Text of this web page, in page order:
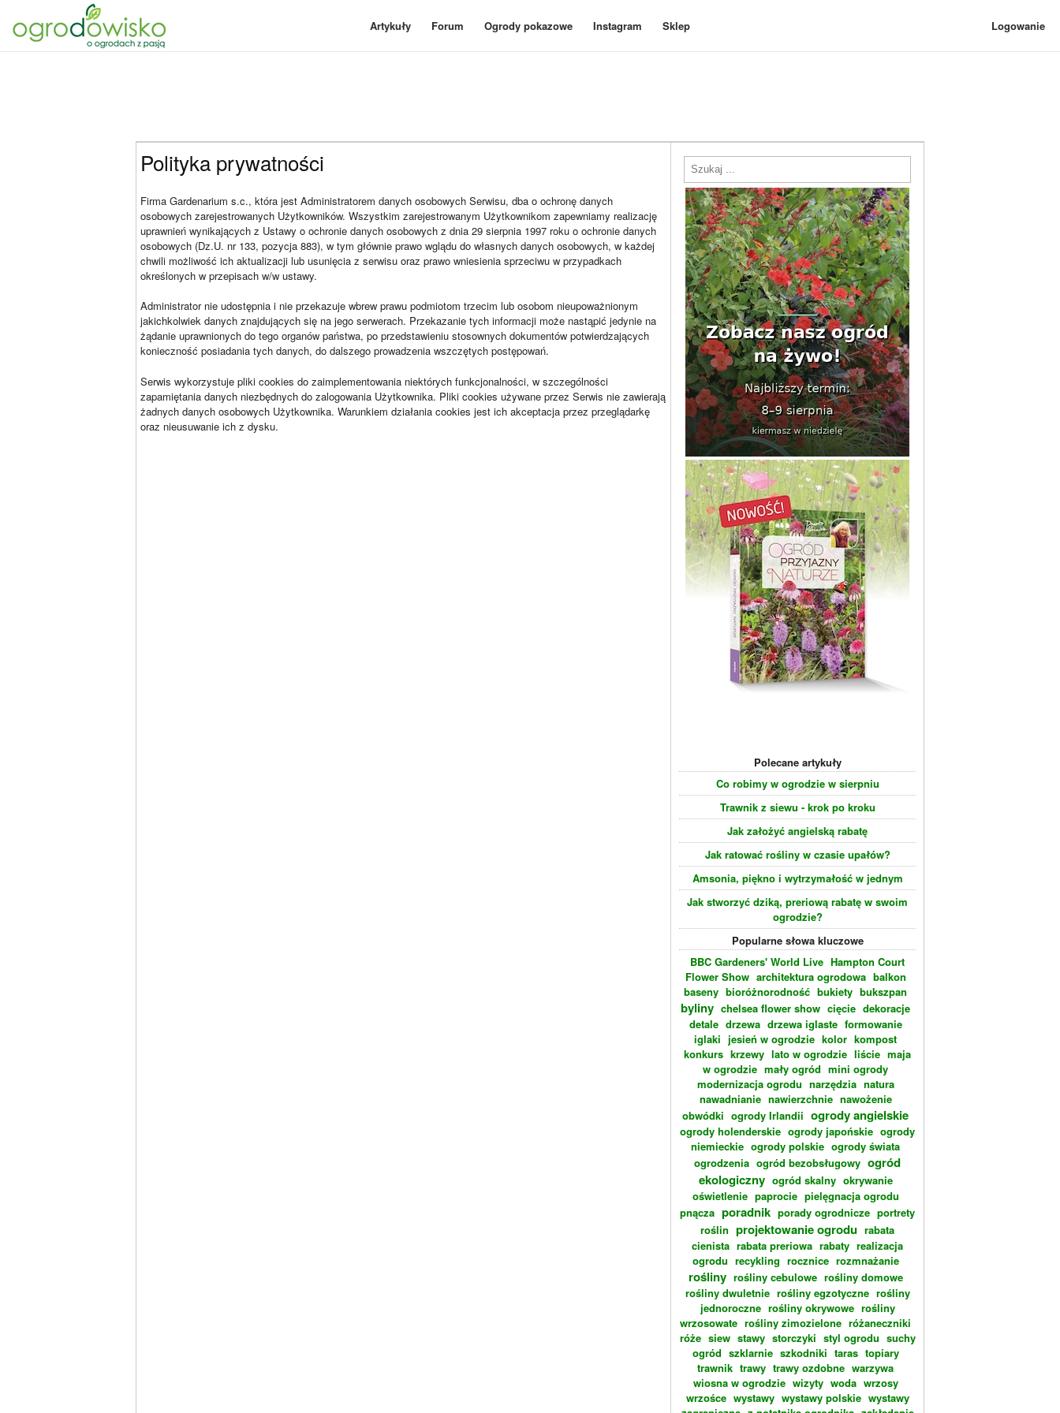
Artykuły Forum Ogrody pokazowe Instagram Sklep Logowanie
Polityka prywatności
Firma Gardenarium s.c., która jest Administratorem danych osobowych Serwisu, dba o ochronę danych
osobowych zarejestrowanych Użytkowników. Wszystkim zarejestrowanym Użytkownikom zapewniamy realizację
uprawnień wynikających z Ustawy o ochronie danych osobowych z dnia 29 sierpnia 1997 roku o ochronie danych
osobowych (Dz.U. nr 133, pozycja 883), w tym głównie prawo wglądu do własnych danych osobowych, w każdej
chwili możliwość ich aktualizacji lub usunięcia z serwisu oraz prawo wniesienia sprzeciwu w przypadkach
określonych w przepisach w/w ustawy.
Administrator nie udostępnia i nie przekazuje wbrew prawu podmiotom trzecim lub osobom nieupoważnionym
jakichkolwiek danych znajdujących się na jego serwerach. Przekazanie tych informacji może nastąpić jedynie na
żądanie uprawnionych do tego organów państwa, po przedstawieniu stosownych dokumentów potwierdzających
konieczność posiadania tych danych, do dalszego prowadzenia wszczętych postępowań.
Serwis wykorzystuje pliki cookies do zaimplementowania niektórych funkcjonalności, w szczególności
zapamiętania danych niezbędnych do zalogowania Użytkownika. Pliki cookies używane przez Serwis nie zawierają
żadnych danych osobowych Użytkownika. Warunkiem działania cookies jest ich akceptacja przez przeglądarkę
oraz nieusuwanie ich z dysku.
Polecane artykuły
Co robimy w ogrodzie w sierpniu
Trawnik z siewu - krok po kroku
Jak założyć angielską rabatę
Jak ratować rośliny w czasie upałów?
Amsonia, piękno i wytrzymałość w jednym
Jak stworzyć dziką, preriową rabatę w swoim
ogrodzie?
Popularne słowa kluczowe
BBC Gardeners' World Live Hampton Court
Flower Show architektura ogrodowa balkon
baseny bioróżnorodność bukiety bukszpan
byliny chelsea flower show cięcie dekoracje
detale drzewa drzewa iglaste formowanie
iglaki jesień w ogrodzie kolor kompost
konkurs krzewy lato w ogrodzie liście maja
w ogrodzie mały ogród mini ogrody
modernizacja ogrodu narzędzia natura
nawadnianie nawierzchnie nawożenie
obwódki ogrody Irlandii ogrody angielskie
ogrody holenderskie ogrody japońskie ogrody
niemieckie ogrody polskie ogrody świata
ogrodzenia ogród bezobsługowy ogród
ekologiczny ogród skalny okrywanie
oświetlenie paprocie pielęgnacja ogrodu
pnącza poradnik porady ogrodnicze portrety
roślin projektowanie ogrodu rabata
cienista rabata preriowa rabaty realizacja
ogrodu recykling rocznice rozmnażanie
rośliny rośliny cebulowe rośliny domowe
rośliny dwuletnie rośliny egzotyczne rośliny
jednoroczne rośliny okrywowe rośliny
wrzosowate rośliny zimozielone różaneczniki
róże siew stawy storczyki styl ogrodu suchy
ogród szklarnie szkodniki taras topiary
trawnik trawy trawy ozdobne warzywa
wiosna w ogrodzie wizyty woda wrzosy
wrzośce wystawy wystawy polskie wystawy